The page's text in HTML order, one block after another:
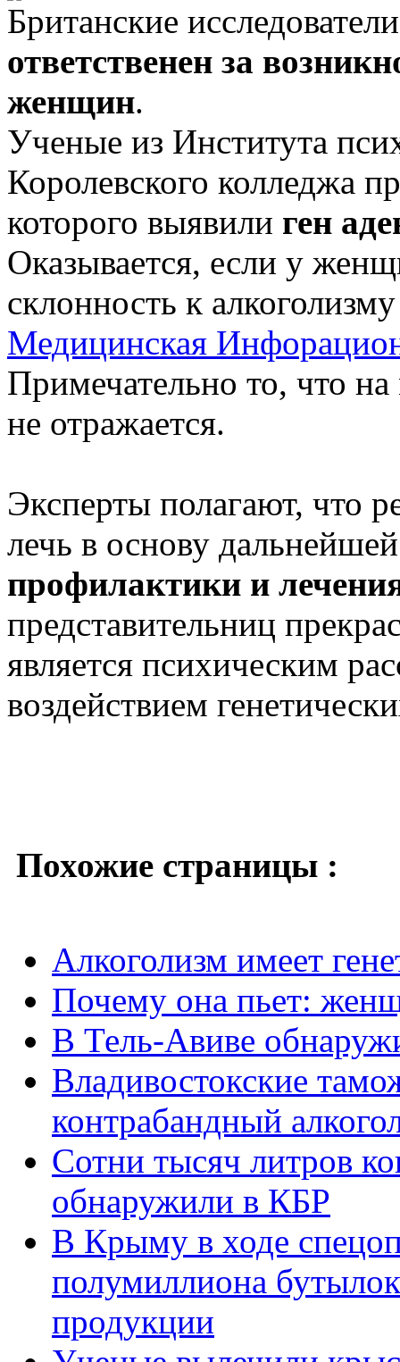
Британские
ответственен за
женщин.
Ученые из Института
Королевского колледжа
которого выявили ген
Оказывается, если у
склонность к
Медицинская
Примечательно то, что
не отражается.
Эксперты полагают, что
лечь в основу
профилактики и
представительниц
является психическим
воздействием
Похожие страницы :
Алкоголизм имеет
Почему она пьет:
В Тель-Авиве
Владивостокские
контрабандный
Сотни тысяч литров
обнаружили в КБР
В Крыму в ходе
полумиллиона
продукции